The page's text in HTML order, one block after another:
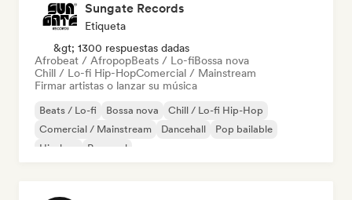
Sungate Records
Etiqueta
&gt; 1300 respuestas dadas
Afrobeat / AfropopBeats / Lo-fiBossa nova
Chill / Lo-fi Hip-HopComercial / Mainstream
Firmar artistas o lanzar su música
Beats / Lo-fi Bossa nova
Chill / Lo-fi Hip-Hop
Comercial / Mainstream
Dancehall
Pop bailable
Hip-hop
Pop soul